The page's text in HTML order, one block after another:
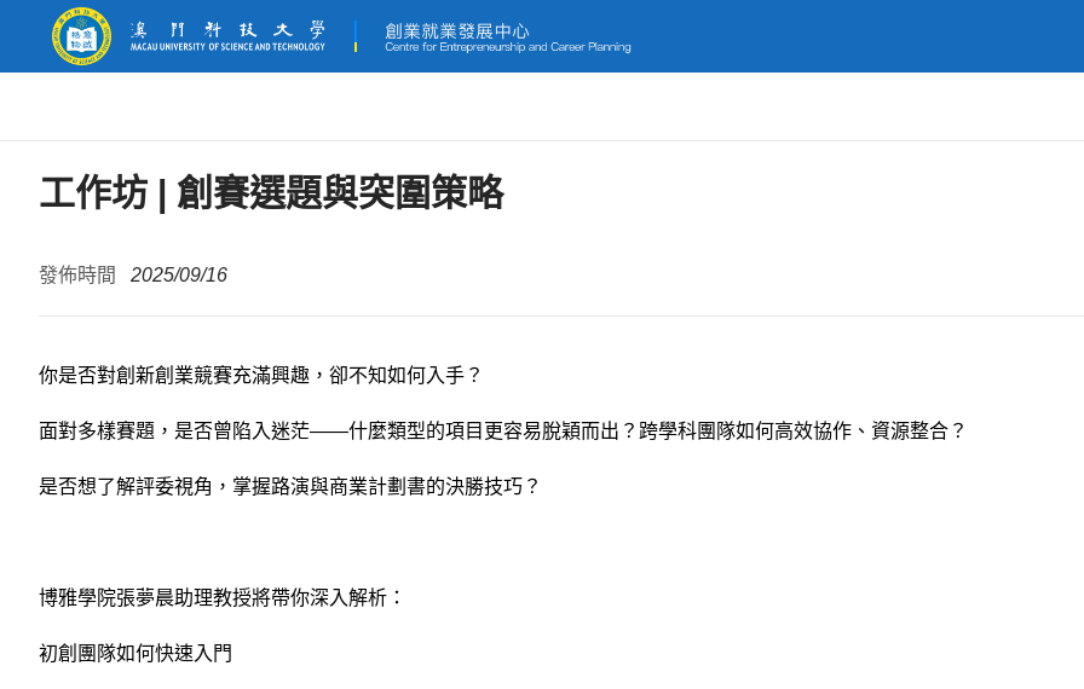
工作坊 | 創賽選題與突圍策略
發佈時間 2025/09/16
你是否對創新創業競賽充滿興趣，卻不知如何入手？
面對多樣賽題，是否曾陷入迷茫——什麼類型的項目更容易脫穎而出？跨學科團隊如何高效協作、資源整合？
是否想了解評委視角，掌握路演與商業計劃書的決勝技巧？
博雅學院張夢晨助理教授將帶你深入解析：
初創團隊如何快速入門